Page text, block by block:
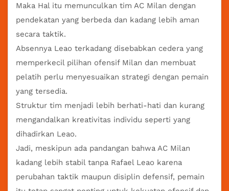
Maka Hal itu memunculkan tim AC Milan dengan
pendekatan yang berbeda dan kadang lebih aman
secara taktik.
Absennya Leao terkadang disebabkan cedera yang
memperkecil pilihan ofensif Milan dan membuat
pelatih perlu menyesuaikan strategi dengan pemain
yang tersedia.
Struktur tim menjadi lebih berhati-hati dan kurang
mengandalkan kreativitas individu seperti yang
dihadirkan Leao.
Jadi, meskipun ada pandangan bahwa AC Milan
kadang lebih stabil tanpa Rafael Leao karena
perubahan taktik maupun disiplin defensif, pemain